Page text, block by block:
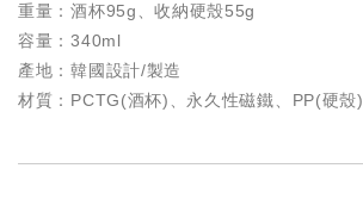
重量：酒杯95g、收納硬殼55g
容量：340ml
產地：韓國設計/製造
材質：PCTG(酒杯)、永久性磁鐵、PP(硬殼)